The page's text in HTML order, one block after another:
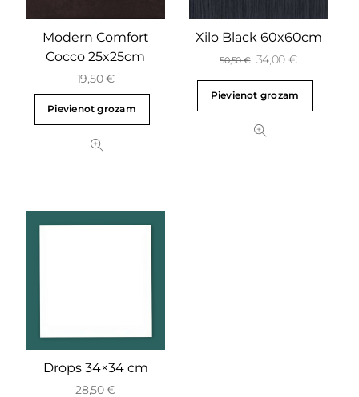
Modern Comfort
Cocco 25x25cm
19,50€
Pievienot grozam
Xilo Black 60x60cm
50,50€ 34,00 €
Pievienot grozam
Drops 34×34 cm
28,50€